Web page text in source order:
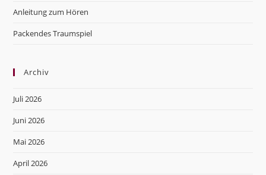
Anleitung zum Hören
Packendes Traumspiel
Archiv
Juli 2026
Juni 2026
Mai 2026
April 2026